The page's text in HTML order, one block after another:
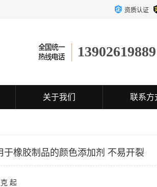
资质认证
13902619889
关于我们 联系方
于橡胶制品的颜色添加剂 不易开裂
起